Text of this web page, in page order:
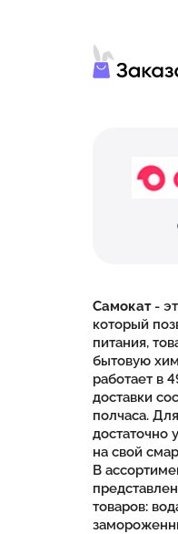
Самокат-
который
питания,
бытовую
работает в
доставки
полчаса.
достаточно
на свой
В
товаров: